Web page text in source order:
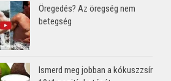
Öregedés? Az öregség nem
betegség
Ismerd meg jobban a kókuszzsír